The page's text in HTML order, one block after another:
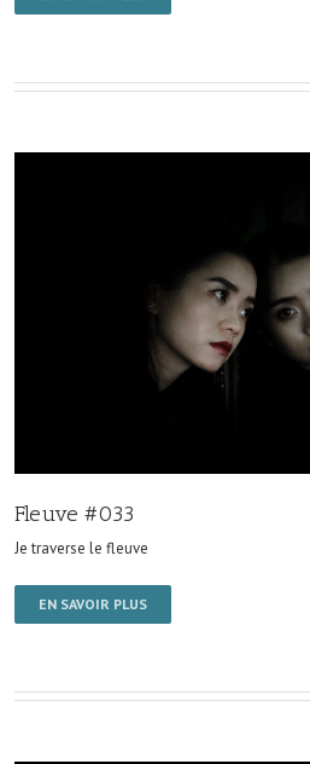
Fleuve #033
Je traverse le fleuve
EN SAVOIR PLUS